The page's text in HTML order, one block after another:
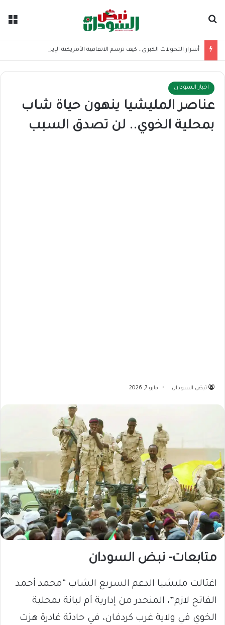
اخبار السودان
عناصر المليشيا ينهون حياة شاب
بمحلية الخوي.. لن تصدق السبب
نبض السودان مايو 7, 2026
متابعات- نبض السودان
اغتالت مليشيا الدعم السريع الشاب “محمد أحمد
الفاتح لازم”، المنحدر من إدارية أم لبانة بمحلية
الخوي في ولاية غرب كردفان، في حادثة غادرة هزت